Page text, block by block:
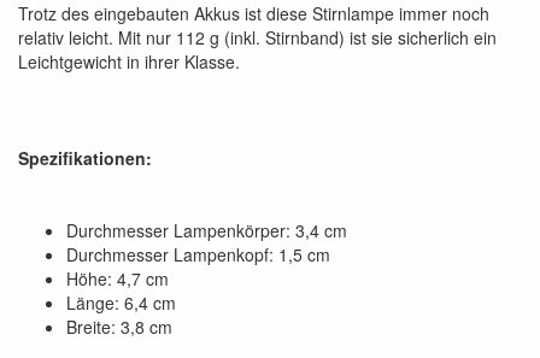
Trotz des eingebauten Akkus ist diese Stirnlampe immer noch
relativ leicht. Mit nur 112 g (inkl. Stirnband) ist sie sicherlich ein
Leichtgewicht in ihrer Klasse.
Spezifikationen:
Durchmesser Lampenkörper: 3,4 cm
Durchmesser Lampenkopf: 1,5 cm
Höhe: 4,7 cm
Länge: 6,4 cm
Breite: 3,8 cm